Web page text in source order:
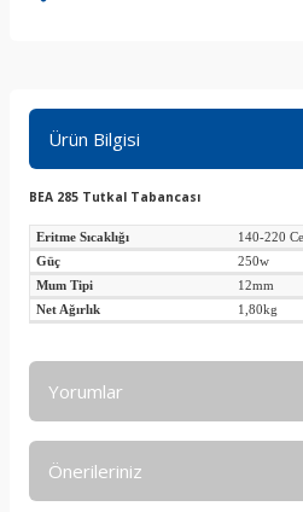
Ürün Bilgisi
BEA 285 Tutkal Tabancası
Eritme Sıcaklığı
140-220
Güç
250w
Mum Tipi
12mm
Net Ağırlık
1,80kg
Yorumlar
Önerileriniz